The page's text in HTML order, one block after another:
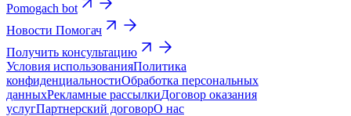
Pomogach bot
Новости Помогач
Получить консультацию
Условия использованияПолитика
конфиденциальностиОбработка персональных
данныхРекламные рассылкиДоговор оказания
услугПартнерский договорО нас